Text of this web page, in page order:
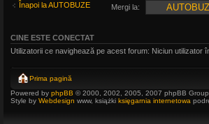
Înapoi la AUTOBUZE Mergi la:
CINE ESTE CONECTAT
Utilizatorii ce navighează pe acest forum: Niciun utilizator
Prima pagină
Powered by phpBB © 2000, 2002, 2005, 2007 phpBB Group
Style by Webdesign www, książki księgarnia internetowa